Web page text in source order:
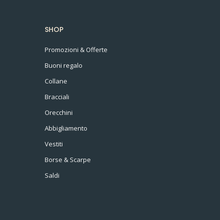
SHOP
Promozioni & Offerte
Buoni regalo
Collane
Bracciali
Orecchini
Abbigliamento
Vestiti
Borse & Scarpe
Saldi